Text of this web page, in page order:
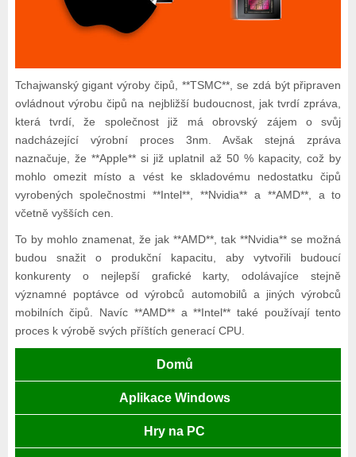
Tchajwanský gigant výroby čipů, **TSMC**, se zdá být připraven
ovládnout výrobu čipů na nejbližší budoucnost, jak tvrdí zpráva,
která tvrdí, že společnost již má obrovský zájem o svůj
nadcházející výrobní proces 3nm. Avšak stejná zpráva
naznačuje, že **Apple** si již uplatnil až 50 % kapacity, což by
mohlo omezit místo a vést ke skladovému nedostatku čipů
vyrobených společnostmi **Intel**, **Nvidia** a **AMD**, a to
včetně vyšších cen.
To by mohlo znamenat, že jak **AMD**, tak **Nvidia** se možná
budou snažit o produkční kapacitu, aby vytvořili budoucí
konkurenty o nejlepší grafické karty, odolávajíce stejně
významné poptávce od výrobců automobilů a jiných výrobců
mobilních čipů. Navíc **AMD** a **Intel** také používají tento
proces k výrobě svých příštích generací CPU.
Domů
Aplikace Windows
Hry na PC